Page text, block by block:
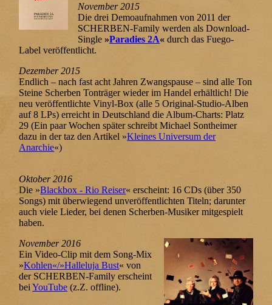
November 2015
Die drei Demoaufnahmen von 2011 der
SCHERBEN-Family werden als Download-
Single»Paradies 2A« durch dasFuego-
Label veröffentlicht.
Dezember 2015
Endlich – nach fast acht Jahren Zwangspause – sind alle Ton
Steine Scherben Tonträger wieder im Handel erhältlich! Die
neu veröffentlichte Vinyl-Box (alle 5 Original-Studio-Alben
auf 8 LPs) erreicht in Deutschland die Album-Charts: Platz
29 (Ein paar Wochen später schreibt Michael Sontheimer
dazu in der taz den Artikel »Kleines Universum der
Anarchie«)
Oktober 2016
Die »Blackbox - Rio Reiser« erscheint: 16 CDs (über 350
Songs) mit überwiegend unveröffentlichten Titeln; darunter
auch viele Lieder, bei denen Scherben-Musiker mitgespielt
haben.
November 2016
Ein Video-Clip mit dem Song-Mix
»Kohlen«/»Halleluja Bust« von
der SCHERBEN-Family erscheint
beiYouTube (z.Z. offline).